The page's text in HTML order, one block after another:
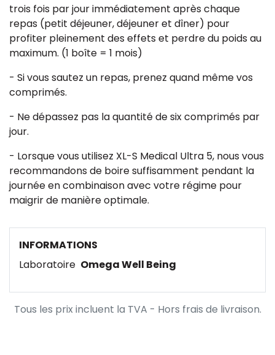
trois fois par jour immédiatement après chaque
repas (petit déjeuner, déjeuner et dîner) pour
profiter pleinement des effets et perdre du poids au
maximum. (1 boîte = 1 mois)
- Si vous sautez un repas, prenez quand même vos
comprimés.
- Ne dépassez pas la quantité de six comprimés par
jour.
- Lorsque vous utilisez XL-S Medical Ultra 5, nous vous
recommandons de boire suffisamment pendant la
journée en combinaison avec votre régime pour
maigrir de manière optimale.
INFORMATIONS
Laboratoire Omega Well Being
Tous les prix incluent la TVA - Hors frais de livraison.